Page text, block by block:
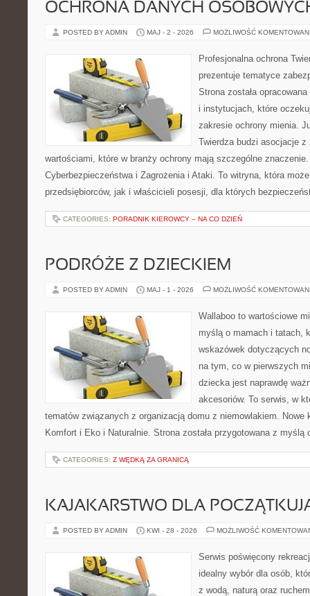
OCHRONA DANYCH
POSTED BY ADMIN MAJ - 2 - 2026 MOŻLIWOŚĆ
Profesjonalna ochrona
prezentuje tematyce
Strona została
i instytucjach, które
zakresie ochrony mienia.
Twierdza budzi asocjacje
wartościami, które w branży ochrony mają szczególne
Cyberbezpieczeństwa i Zagrożenia i Ataki. To witryna, która
przedsiębiorców, jak i właścicieli posesji, dla których
CATEGORIES: PORADNIK KIEROWCY – NA CO DZIEŃ
PODRÓŻE Z DZIECKIEM
POSTED BY ADMIN MAJ - 1 - 2026 MOŻLIWOŚĆ
Wallaboo to wartościowe
myślą o mamach i tatach,
wskazówek dotyczących
na tym, co w pierwszych
dziecka jest naprawdę
akcesoriów. To serwis, w
tematów związanych z organizacją domu z niemowlakiem. Nowe
Komfort i Eko i Naturalnie. Strona została przygotowana z
CATEGORIES: Z WĘDKĄ ZA GRANICĄ
KAJAKARSTWO DLA
POSTED BY ADMIN KWI - 28 - 2026 MOŻLIWOŚĆ
Serwis poświęcony
idealny wybór dla osób,
z wodą, naturą oraz